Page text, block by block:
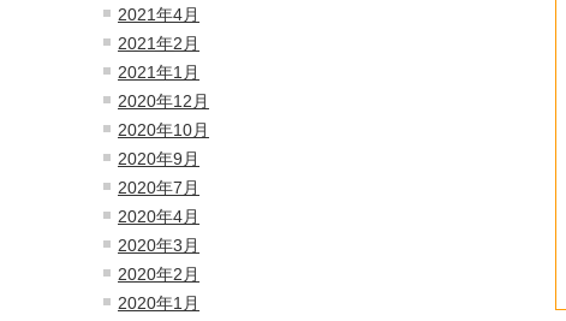
2021年4月
2021年2月
2021年1月
2020年12月
2020年10月
2020年9月
2020年7月
2020年4月
2020年3月
2020年2月
2020年1月